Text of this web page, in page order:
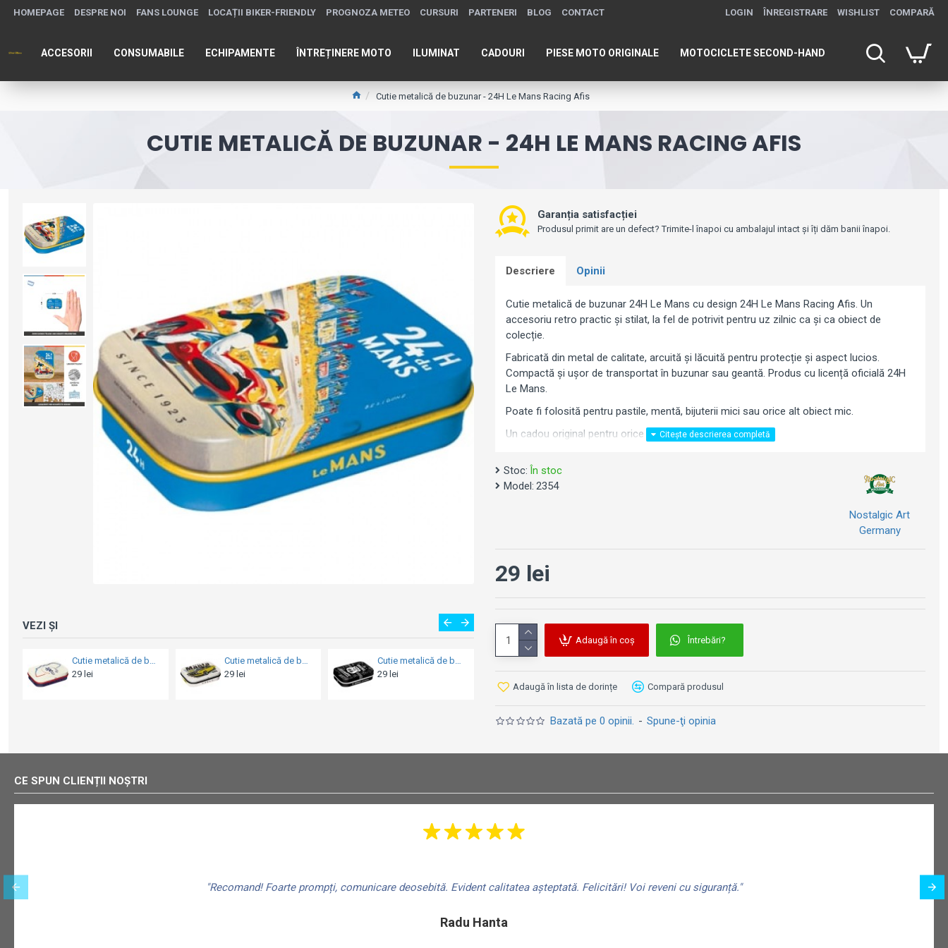
HOMEPAGE DESPRE NOI FANS LOUNGE LOCAȚII BIKER-FRIENDLY PROGNOZA METEO CURSURI PARTENERI BLOG CONTACT LOGIN ÎNREGISTRARE WISHLIST COMPARĂ
ACCESORII CONSUMABILE ECHIPAMENTE ÎNTREȚINERE MOTO ILUMINAT CADOURI PIESE MOTO ORIGINALE MOTOCICLETE SECOND-HAND
Cutie metalică de buzunar - 24H Le Mans Racing Afis
CUTIE METALICĂ DE BUZUNAR - 24H LE MANS RACING AFIS
VEZI ȘI
Cutie metalică de buzunar - 24H Le Mans Circuit 100 Ans - 100 de Ani
Cutie metalică de buzunar - Opel - Manta Gt/E
Cutie metalică de buzunar - Route 66 The Original Adventure - Soseaua 66 Aventura Originală
29 lei
29 lei
29 lei
Garanția satisfacției
Produsul primit are un defect? Trimite-l înapoi cu ambalajul intact și îți dăm banii înapoi.
Descriere Opinii
Cutie metalică de buzunar 24H Le Mans cu design 24H Le Mans Racing Afis. Un
accesoriu retro practic și stilat, la fel de potrivit pentru uz zilnic ca și ca obiect de
colecție.
Fabricată din metal de calitate, arcuită și lăcuită pentru protecție și aspect lucios.
Compactă și ușor de transportat în buzunar sau geantă. Produs cu licență oficială 24H
Le Mans.
Poate fi folosită pentru pastile, mentă, bijuterii mici sau orice alt obiect mic.
Un cadou original pentru orice fan 24H Le Mans.
Stoc: În stoc
Model: 2354
Nostalgic Art
Germany
Bazată pe 0 opinii. - Spune-ţi opinia
29 lei
Adaugă în coș Întrebări?
Adaugă în lista de dorințe Compară produsul
CE SPUN CLIENȚII NOȘTRI
"Recomand! Foarte prompți, comunicare deosebită. Evident calitatea așteptată. Felicitări! Voi reveni cu siguranță."
Radu Hanta